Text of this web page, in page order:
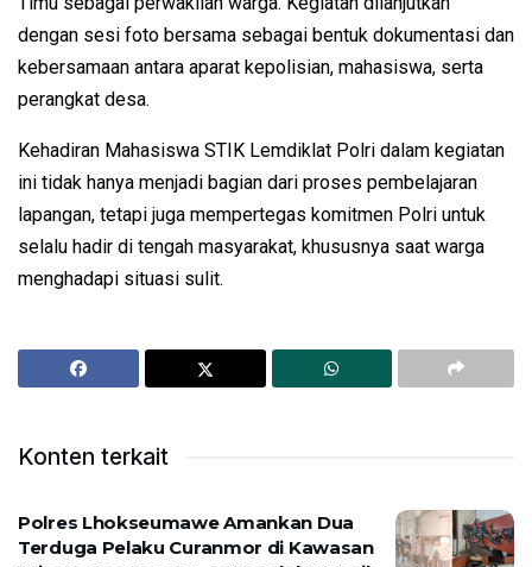
dengan sesi foto bersama sebagai bentuk dokumentasi dan
kebersamaan antara aparat kepolisian, mahasiswa, serta
perangkat desa.
Kehadiran Mahasiswa STIK Lemdiklat Polri dalam kegiatan
ini tidak hanya menjadi bagian dari proses pembelajaran
lapangan, tetapi juga mempertegas komitmen Polri untuk
selalu hadir di tengah masyarakat, khususnya saat warga
menghadapi situasi sulit.
Konten terkait
Polres Lhokseumawe Amankan Dua
Terduga Pelaku Curanmor di Kawasan